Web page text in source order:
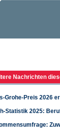
Nachrichten
Grohe-Preis 2026
Statistik 2025: